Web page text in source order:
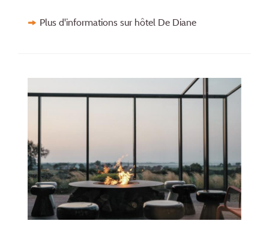
Plus d'informations sur hôtel De Diane